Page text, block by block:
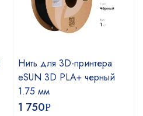
Нить для 3D-принтера
eSUN 3D PLA+ черный
1.75 мм
1 750Р